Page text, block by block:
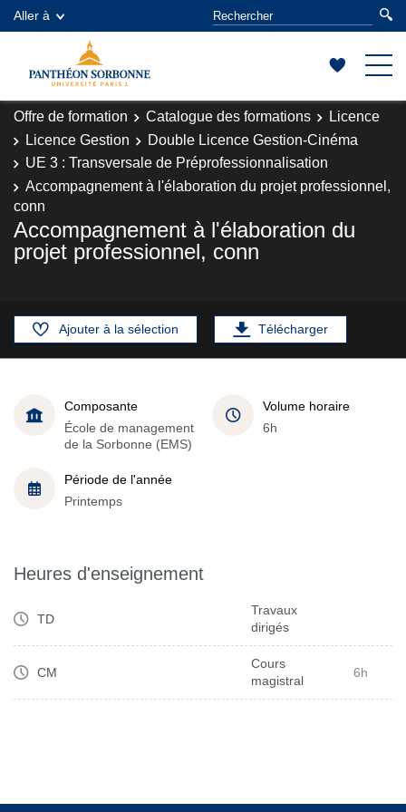
Aller à
Offre de formation Catalogue des formations
Licence
Licence Gestion
Double Licence Gestion-Cinéma
UE 3 : Transversale de Préprofessionnalisation
Accompagnement à l'élaboration du projet professionnel,
conn
Accompagnement à l'élaboration du
projet professionnel, conn
Ajouter à la sélection Télécharger
Composante
École de management
de la Sorbonne (EMS)
Volume horaire
6h
Période de l'année
Printemps
Heures d'enseignement
TD
Travaux
dirigés
CM
Cours
magistral
6h